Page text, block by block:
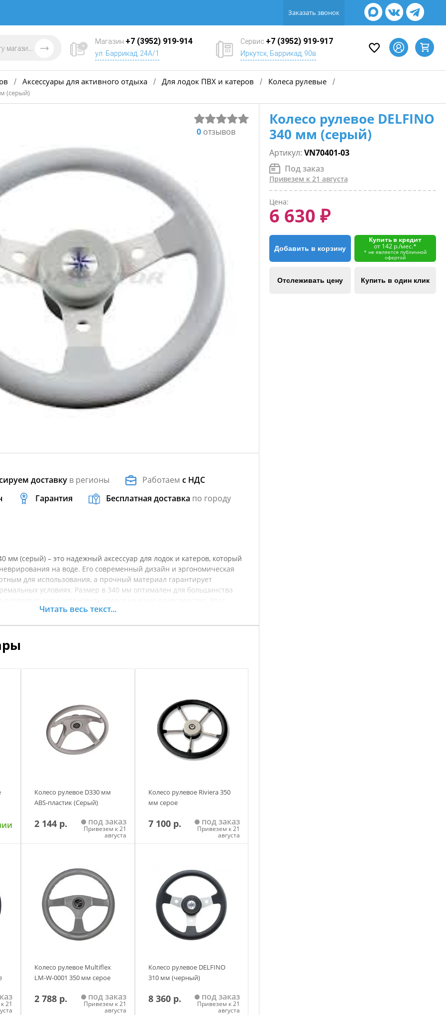
Заказать звонок
Магазин +7 (3952) 919-914
ул. Баррикад, 24А/1
Сервис +7 (3952) 919-917
Иркутск, Баррикад, 90в
/ Аксессуары для активного отдыха / Для лодок ПВХ и катеров / Колеса рулевые /
(серый)
0отзывов
доставку в регионы Работаемс НДС
Гарантия Бесплатная доставка по городу
мм (серый) – это надежный аксессуар для лодок и катеров, который
на воде. Его современный дизайн и эргономическая
для использования, а прочный материал гарантирует
условиях. Размер в 340 мм оптимален для большинства
движением и улучшает общую управляемость лодки, что
Читать весь текст...
Колесо рулевое D330 мм
ABS-пластик (Серый)
2 144 р. под заказ
Привезем к 21
августа
Колесо рулевое Riviera 350
мм серое
7 100 р. под заказ
Привезем к 21
августа
21
Колесо рулевое Multiflex
LM-W-0001 350 мм серое
2 788 р. под заказ
Привезем к 21
августа
Колесо рулевое DELFINO
310 мм (черный)
8 360 р. под заказ
Привезем к 21
августа
Колесо рулевое DELFINO
340 мм (серый)
Артикул: VN70401-03
Под заказ
Привезем к 21 августа
Цена:
6 630 ₽
Добавить в корзину
Купить в кредит
от 142 р./мес.*
* не является публичной
офертой
Отслеживать цену Купить в один клик